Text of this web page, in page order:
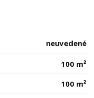
neuvedené
100 m²
100 m²